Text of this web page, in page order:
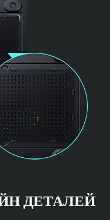
ДЕТАЛЕЙ